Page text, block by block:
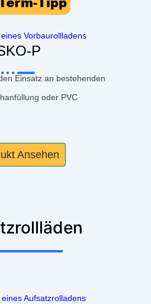
P
Einsatz an bestehenden
oder PVC
Ansehen